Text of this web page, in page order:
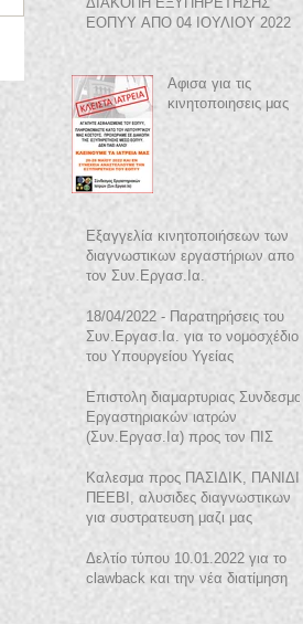
ΕΟΠΥΥ ΑΠΟ 04 ΙΟΥΛΙΟΥ 2022
Αφισα για τις
κινητοποιησεις μας
Εξαγγελία κινητοποιήσεων των
διαγνωστικων εργαστήριων απο
τον Συν.Εργασ.Ια.
18/04/2022 - Παρατηρήσεις του
Συν.Εργασ.Ια. για το νομοσχέδιο
του Υπουργείου Υγείας
Επιστολη διαμαρτυριας Συνδεσμου
Εργαστηριακών ιατρών
(Συν.Εργασ.Ια) προς τον ΠΙΣ
Καλεσμα προς ΠΑΣΙΔΙΚ, ΠΑΝΙΔΙ,
ΠΕΕΒΙ, αλυσιδες διαγνωστικων
για συστρατευση μαζι μας
Δελτίο τύπου 10.01.2022 για το
clawback και την νέα διατίμηση